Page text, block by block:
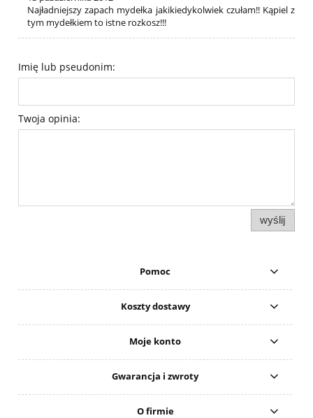
Najładniejszy zapach mydełka jakikiedykolwiek czułam!! Kąpiel z
tym mydełkiem to istne rozkosz!!!
Imię lub pseudonim:
Twoja opinia:
wyślij
Pomoc
Koszty dostawy
Moje konto
Gwarancja i zwroty
O firmie